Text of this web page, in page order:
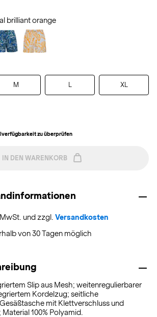
brilliant orange
M L XL
zu überprüfen
IN DEN WARENKORB
und zzgl. Versandkosten
von 30 Tagen möglich
Slip aus Mesh; weitenregulierbarer
Kordelzug; seitliche
mit Klettverschluss und
100% Polyamid.